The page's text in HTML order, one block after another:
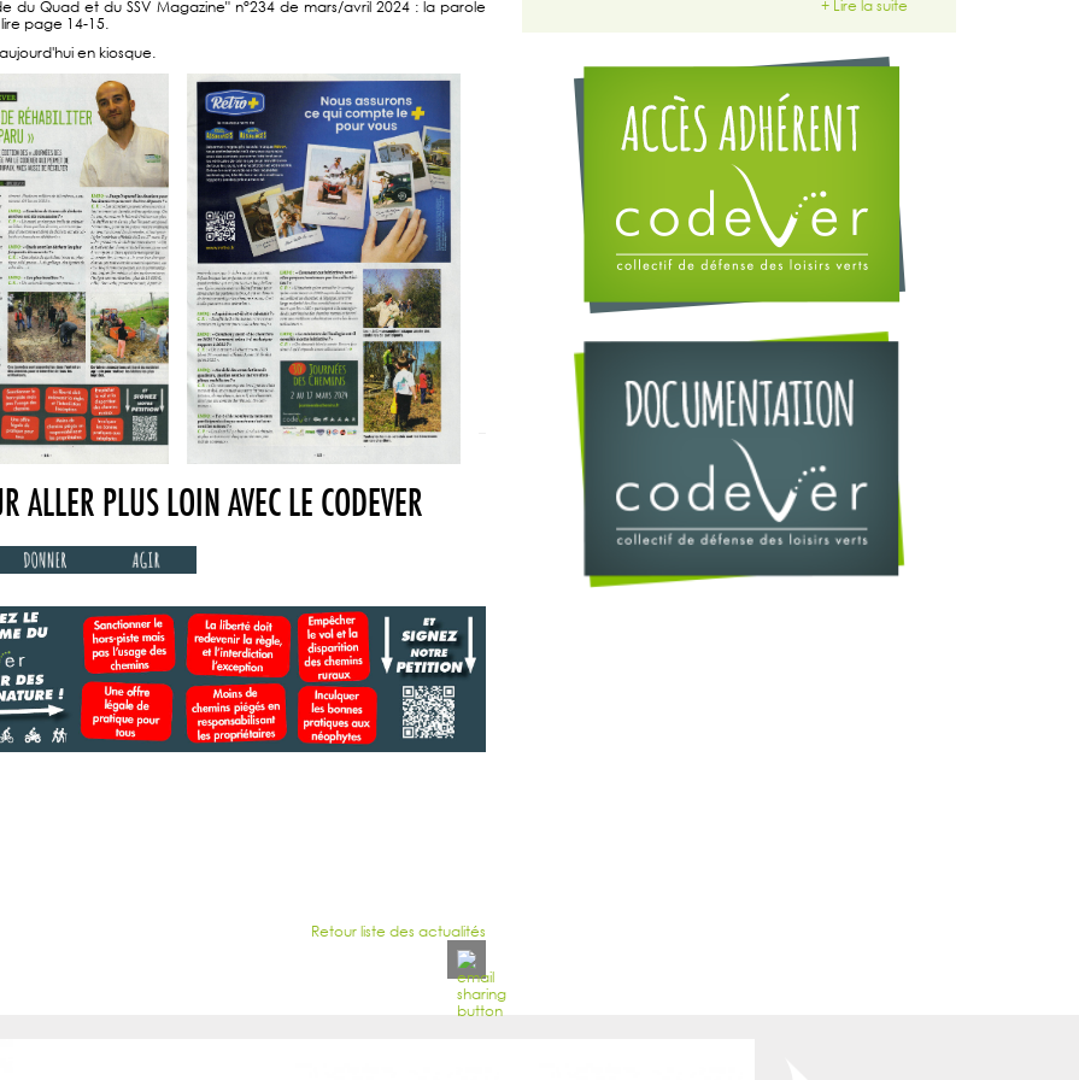
du Quad et du SSV Magazine" n°234 de mars/avril 2024 : la parole
page 14-15.
en kiosque.
ALLER PLUS LOIN AVEC LE CODEVER
Retour liste des actualités
+ Lire la suite